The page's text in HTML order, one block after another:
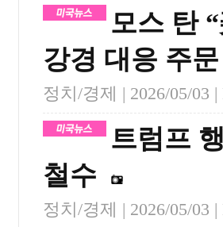
모스 탄
강경 대응 주문
정치/경제 | 2026/05/03 |
트럼프
철수
정치/경제 | 2026/05/03 |